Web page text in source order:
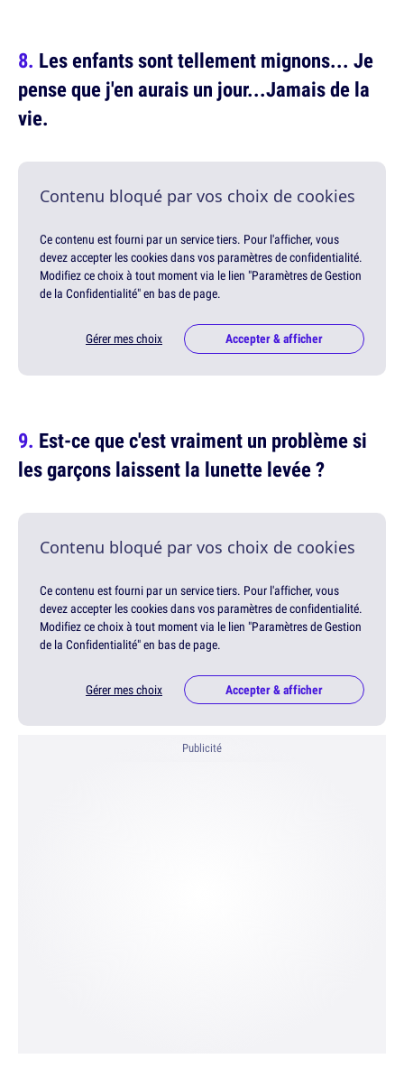
Les enfants sont tellement mignons... Je
pense que j'en aurais un jour...Jamais de la
vie.
Contenu bloqué par vos choix de cookies
Ce contenu est fourni par un service tiers. Pour l'afficher, vous
devez accepter les cookies dans vos paramètres de confidentialité.
Modifiez ce choix à tout moment via le lien "Paramètres de Gestion
de la Confidentialité" en bas de page.
Gérer mes choix Accepter & afficher
Est-ce que c'est vraiment un problème si
les garçons laissent la lunette levée ?
Contenu bloqué par vos choix de cookies
Ce contenu est fourni par un service tiers. Pour l'afficher, vous
devez accepter les cookies dans vos paramètres de confidentialité.
Modifiez ce choix à tout moment via le lien "Paramètres de Gestion
de la Confidentialité" en bas de page.
Gérer mes choix Accepter & afficher
Publicité